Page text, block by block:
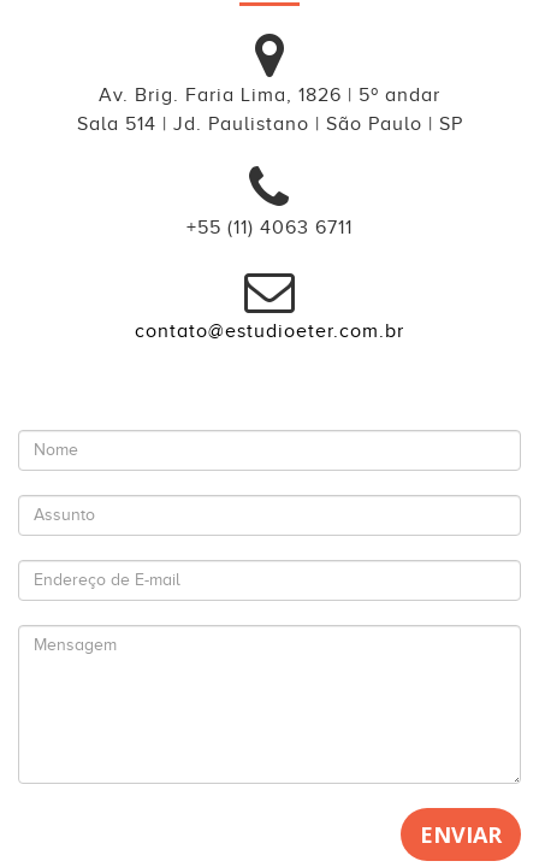
Av. Brig. Faria Lima, 1826 | 5º andar
Sala 514 | Jd. Paulistano | São Paulo | SP
+55 (11) 4063 6711
contato@estudioeter.com.br